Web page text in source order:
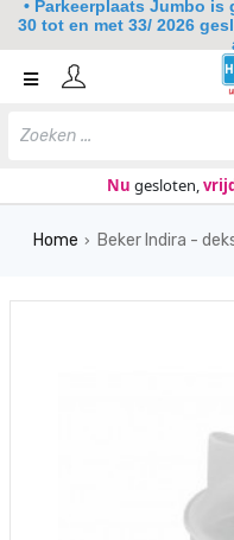
Nu gesloten,
Home
Home › Beker Indira -
• Parkeerplaats Jumbo is
30 tot en met 33/ 2026